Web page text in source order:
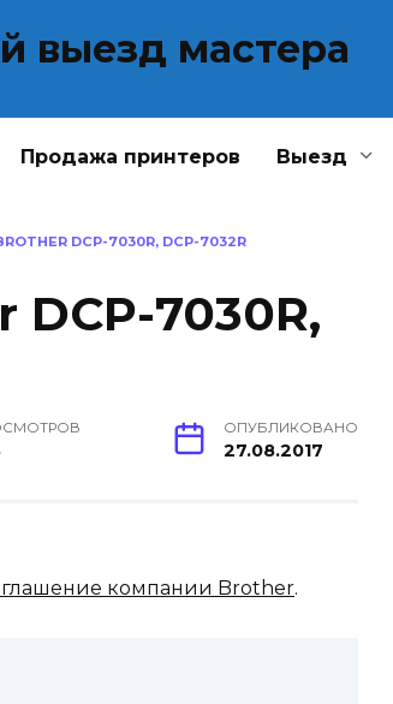
выезд мастера
Продажа принтеров Выезд
DCP-7030R, DCP-7032R
7030R,
ОПУБЛИКОВАНО
27.08.2017
компании Brother.